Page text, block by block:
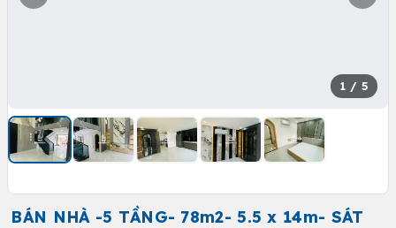
1 / 5
BÁN NHÀ -5 TẦNG- 78m2- 5.5 x 14m- SÁT